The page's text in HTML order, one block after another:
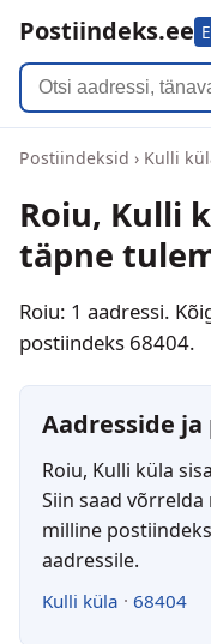
Postiindeks.ee
Postiindeksid › Kulli
Roiu, Kulli
täpne
Roiu: 1 aadressi.
postiindeks 68404.
Aadresside
Roiu, Kulli küla
Siin saad
milline
aadressile.
Kulli küla · 68404